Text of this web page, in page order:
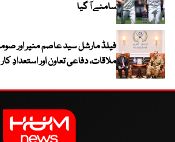
سامنے آ گیا
فیلڈ مارشل سید عاصم منیر اور
ملاقات، دفاعی تعاون اور استعدادِ